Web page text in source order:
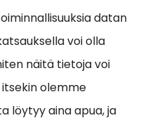
datan
voi olla
näitä tietoja voi
olemme
löytyy aina apua, ja